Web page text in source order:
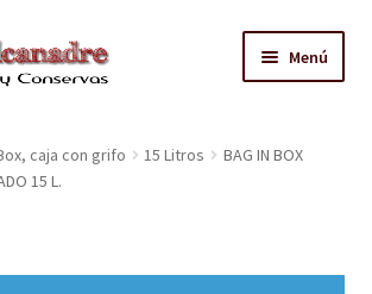
Menú
caja con grifo 15 Litros
BAG IN BOX
15 L.